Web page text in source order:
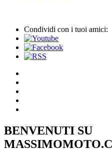
Condividi con i tuoi amici:
BENVENUTI SU